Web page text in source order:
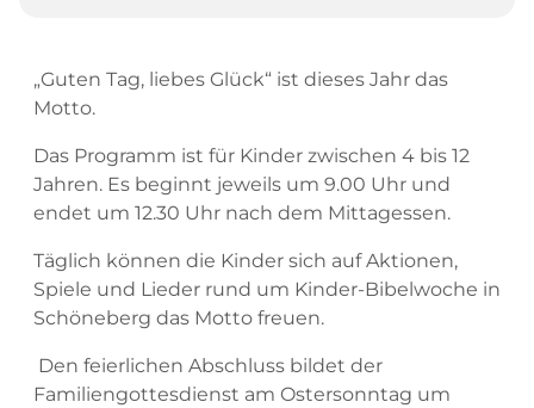
„Guten Tag, liebes Glück“ ist dieses Jahr das
Motto.
Das Programm ist für Kinder zwischen 4 bis 12
Jahren. Es beginnt jeweils um 9.00 Uhr und
endet um 12.30 Uhr nach dem Mittagessen.
Täglich können die Kinder sich auf Aktionen,
Spiele und Lieder rund um Kinder-Bibelwoche in
Schöneberg das Motto freuen.
Den feierlichen Abschluss bildet der
Familiengottesdienst am Ostersonntag um